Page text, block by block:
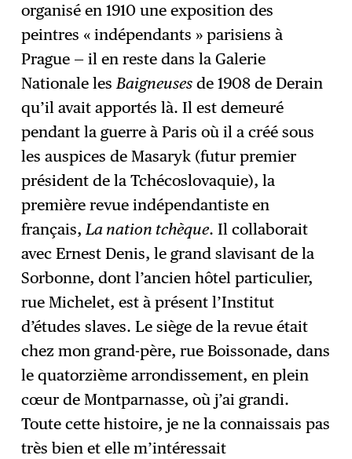
organisé en 1910 une exposition des
peintres « indépendants » parisiens à
Prague — il en reste dans la Galerie
Nationale lesBaigneuses de 1908 de Derain
qu’il avait apportés là. Il est demeuré
pendant la guerre à Paris où il a créé sous
les auspices de Masaryk (futur premier
président de la Tchécoslovaquie), la
première revue indépendantiste en
français,La nation tchèque. Il collaborait
avec Ernest Denis, le grand slavisant de la
Sorbonne, dont l’ancien hôtel particulier,
rue Michelet, est à présent l’Institut
d’études slaves. Le siège de la revue était
chez mon grand-père, rue Boissonade, dans
le quatorzième arrondissement, en plein
cœur de Montparnasse, où j’ai grandi.
Toute cette histoire, je ne la connaissais pas
très bien et elle m’intéressait